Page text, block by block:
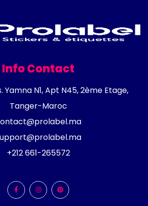
Info Contact
Yamna N1, Apt N45, 2ème Etage,
Tanger-Maroc
+212 661-265572